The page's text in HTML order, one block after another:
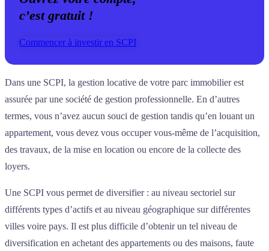
c’est gratuit !
Commencer à investir en SCPI
Dans une SCPI, la gestion locative de votre parc immobilier est
assurée par une société de gestion professionnelle. En d’autres
termes, vous n’avez aucun souci de gestion tandis qu’en louant un
appartement, vous devez vous occuper vous-même de l’acquisition,
des travaux, de la mise en location ou encore de la collecte des
loyers.
Une SCPI vous permet de diversifier : au niveau sectoriel sur
différents types d’actifs et au niveau géographique sur différentes
villes voire pays. Il est plus difficile d’obtenir un tel niveau de
diversification en achetant des appartements ou des maisons, faute